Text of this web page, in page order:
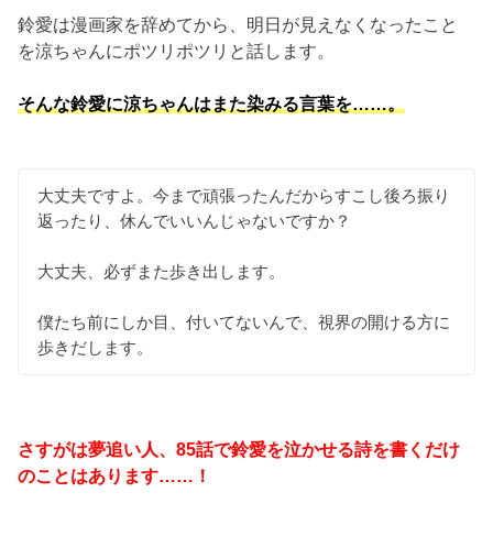
鈴愛は漫画家を辞めてから、明日が見えなくなったこと
を涼ちゃんにポツリポツリと話します。
そんな鈴愛に涼ちゃんはまた染みる言葉を……。
大丈夫ですよ。今まで頑張ったんだからすこし後ろ振り
返ったり、休んでいいんじゃないですか？
大丈夫、必ずまた歩き出します。
僕たち前にしか目、付いてないんで、視界の開ける方に
歩きだします。
さすがは夢追い人、85話で鈴愛を泣かせる詩を書くだけ
のことはあります……！